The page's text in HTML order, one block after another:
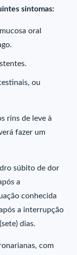
sintomas:
oral
ou
rins de leve à
fazer um
súbito de dor
a
conhecida
a interrupção
dias.
com